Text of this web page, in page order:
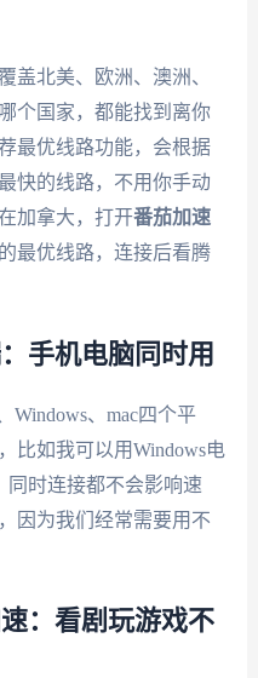
盖北美、欧洲、澳洲、
个国家，都能找到离你
最优线路功能，会根据
快的线路，不用你手动
加拿大，打开番茄加速
最优线路，连接后看腾
手机电脑同时用
Windows、mac四个平
比如我可以用Windows电
同时连接都不会影响速
因为我们经常需要用不
：看剧玩游戏不